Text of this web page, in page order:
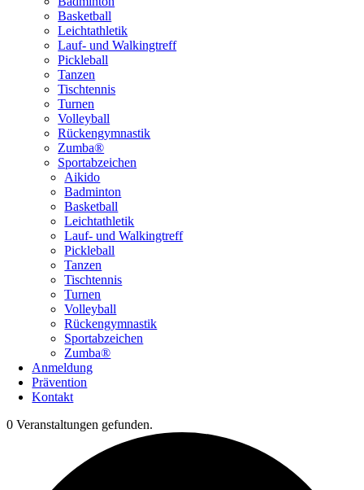
Basketball
Leichtathletik
Lauf- und Walkingtreff
Pickleball
Tanzen
Tischtennis
Turnen
Volleyball
Rückengymnastik
Zumba®
Sportabzeichen
Aikido
Badminton
Basketball
Leichtathletik
Lauf- und Walkingtreff
Pickleball
Tanzen
Tischtennis
Turnen
Volleyball
Rückengymnastik
Sportabzeichen
Zumba®
Anmeldung
Prävention
Kontakt
0 Veranstaltungen gefunden.